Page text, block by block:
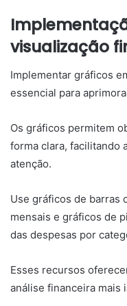
visualização
Implementar gráficos
essencial para
Os gráficos permitem
forma clara, facilitando
atenção.
Use gráficos de barras
mensais e gráficos de
das despesas por
Esses recursos
análise financeira mais